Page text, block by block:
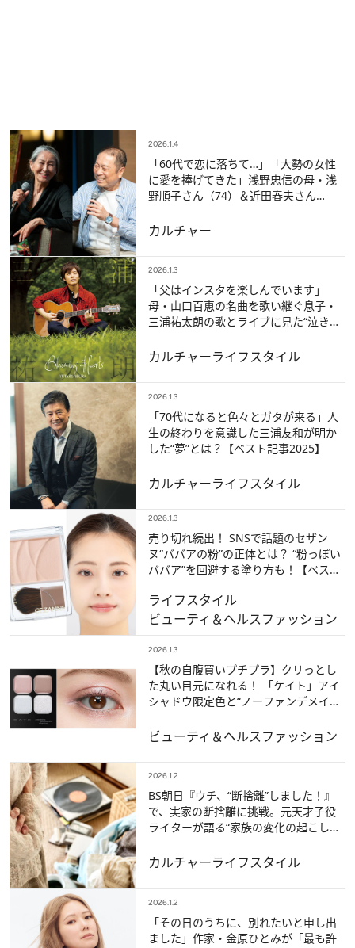
2026.1.4
「60代で恋に落ちて…」「大勢の女性
に愛を捧げてきた」浅野忠信の母・浅
野順子さん（74）＆近田春夫さん
の恋」【ベスト記事2025】
カルチャー
2026.1.3
「父はインスタを楽しんでいます」
母・山口百恵の名曲を歌い継ぐ息子・
三浦祐太朗の歌とライブに見た“泣き虫
事2025】
カルチャーライフスタイル
2026.1.3
「70代になると色々とガタが来る」人
生の終わりを意識した三浦友和が明か
した“夢”とは？【ベスト記事2025】
カルチャーライフスタイル
2026.1.3
売り切れ続出！ SNSで話題のセザン
ヌ“ババアの粉”の正体とは？ “粉っぽい
ババア”を回避する塗り方も！【ベスト
ライフスタイル
ビューティ＆ヘルスファッション
2026.1.3
【秋の自腹買いプチプラ】クリっとし
た丸い目元になれる！ 「ケイト」アイ
シャドウ限定色と“ノーファンデメイ
ー【ベスト記事2025】
ビューティ＆ヘルスファッション
2026.1.2
BS朝日『ウチ、“断捨離”しました！』
で、実家の断捨離に挑戦。元天才子役
ライターが語る“家族の変化の起こし
カルチャーライフスタイル
2026.1.2
「その日のうちに、別れたいと申し出
ました」作家・金原ひとみが「最も許